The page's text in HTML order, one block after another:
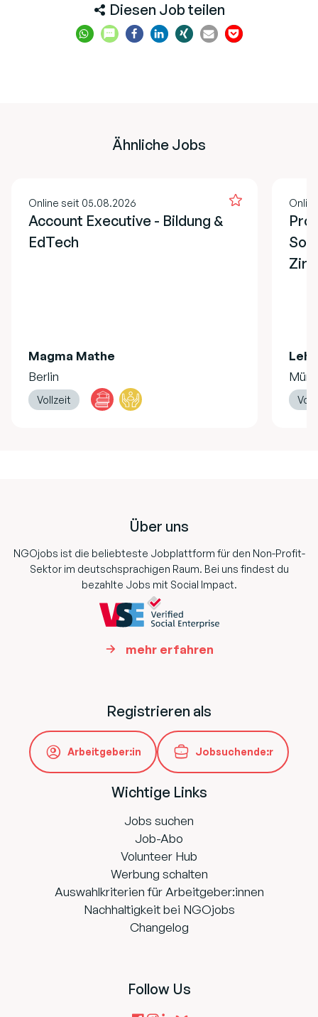
Diesen Job teilen
Ähnliche Jobs
Online seit 05.08.2026
Account Executive - Bildung &
EdTech
Magma Mathe
Berlin
Vollzeit
Über uns
NGOjobs ist die beliebteste Jobplattform für den Non-Profit-
Sektor im deutschsprachigen Raum. Bei uns findest du
bezahlte Jobs mit Social Impact.
mehr erfahren
Registrieren als
Arbeitgeber:in Jobsuchende:r
Wichtige Links
Jobs suchen
Job-Abo
Volunteer Hub
Werbung schalten
Auswahlkriterien für Arbeitgeber:innen
Nachhaltigkeit bei NGOjobs
Changelog
Follow Us